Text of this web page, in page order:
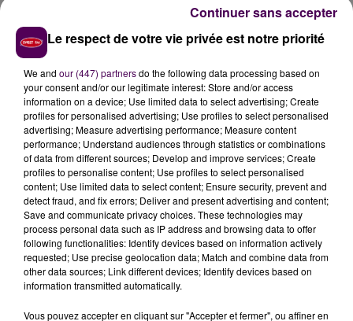
A Balleroy, Vicques et Valembray,"les feux sont fixés
voire en cours de noyade"
ajoute le Sdis 14.
Le plus
gros sinistre, à Valembray,"a parcouru selon les
premières estimations une douzaine d'hectares"
cultures agricoles. Une intervention se poursuivait
également à Laize-Clinchamps, où des moyens
étaient déployés pour limiter la propagation du
sinistre en cours.
Le respect de votre vie privée est notre priorité
We and our (447) partnersdo the following data processing based on
your consent and/or our legitimate interest: Store and/or access
information on a device; Use limited data to select advertising; Create
profiles for personalised advertising; Use profiles to select personalised
advertising; Measure advertising performance; Measure content
performance; Understand audiences through statistics or combinations
of data from different sources; Develop and improve services; Create
profiles to personalise content; Use profiles to select personalised
content; Use limited data to select content; Ensure security, prevent and
detect fraud, and fix errors; Deliver and present advertising and content;
Save and communicate privacy choices. These technologies may
process personal data such as IP address and browsing data to offer
following functionalities: Identify devices based on information actively
requested; Use precise geolocation data; Match and combine data from
other data sources; Link different devices; Identify devices based on
information transmitted automatically.
Vous pouvez accepter en cliquant sur "Accepter et fermer", ou affiner en
Continuer sans accepter